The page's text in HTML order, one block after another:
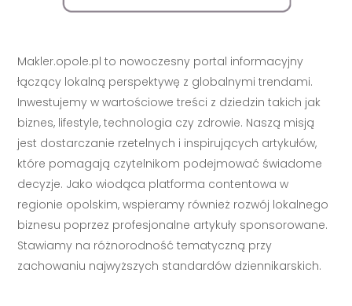
Makler.opole.pl to nowoczesny portal informacyjny
łączący lokalną perspektywę z globalnymi trendami.
Inwestujemy w wartościowe treści z dziedzin takich jak
biznes, lifestyle, technologia czy zdrowie. Naszą misją
jest dostarczanie rzetelnych i inspirujących artykułów,
które pomagają czytelnikom podejmować świadome
decyzje. Jako wiodąca platforma contentowa w
regionie opolskim, wspieramy również rozwój lokalnego
biznesu poprzez profesjonalne artykuły sponsorowane.
Stawiamy na różnorodność tematyczną przy
zachowaniu najwyższych standardów dziennikarskich.